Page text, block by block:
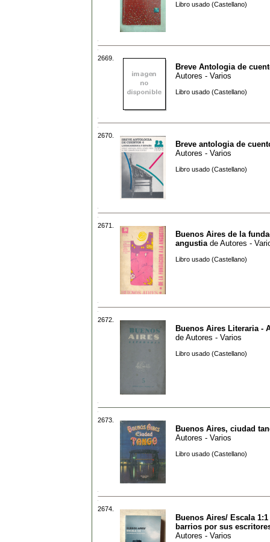
Libro usado (Castellano)
2669.
Breve Antologia de
Autores - Varios
Libro usado (Castellano)
2670.
Breve antologia de
Autores - Varios
Libro usado (Castellano)
2671.
Buenos Aires de la
angustia de Autores -
Libro usado (Castellano)
2672.
Buenos Aires Literaria -
de Autores - Varios
Libro usado (Castellano)
2673.
Buenos Aires, ciudad
Autores - Varios
Libro usado (Castellano)
2674.
Buenos Aires/ Escala
barrios por sus
Autores - Varios